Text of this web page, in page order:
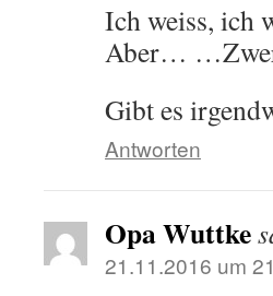
Ich weiss, ich
Aber…
Gibt es
Antworten
Opa Wuttke
21.11.2016 um